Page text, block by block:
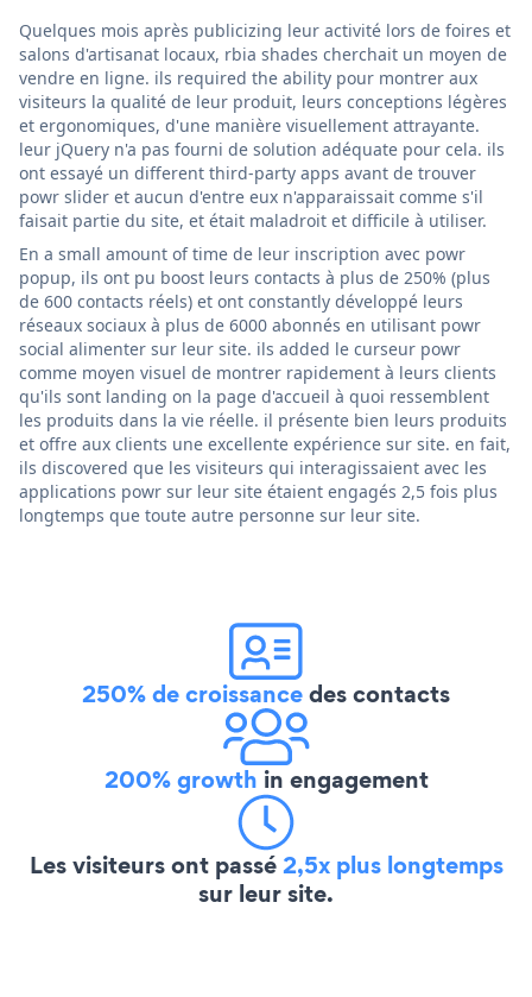
Quelques mois après publicizing leur activité lors de foires et
salons d'artisanat locaux, rbia shades cherchait un moyen de
vendre en ligne. ils required the ability pour montrer aux
visiteurs la qualité de leur produit, leurs conceptions légères
et ergonomiques, d'une manière visuellement attrayante.
leur jQuery n'a pas fourni de solution adéquate pour cela. ils
ont essayé un different third-party apps avant de trouver
powr slider et aucun d'entre eux n'apparaissait comme s'il
faisait partie du site, et était maladroit et difficile à utiliser.
En a small amount of time de leur inscription avec powr
popup, ils ont pu boost leurs contacts à plus de 250% (plus
de 600 contacts réels) et ont constantly développé leurs
réseaux sociaux à plus de 6000 abonnés en utilisant powr
social alimenter sur leur site. ils added le curseur powr
comme moyen visuel de montrer rapidement à leurs clients
qu'ils sont landing on la page d'accueil à quoi ressemblent
les produits dans la vie réelle. il présente bien leurs produits
et offre aux clients une excellente expérience sur site. en fait,
ils discovered que les visiteurs qui interagissaient avec les
applications powr sur leur site étaient engagés 2,5 fois plus
longtemps que toute autre personne sur leur site.
250% de croissancedes contacts
200% growth in engagement
Les visiteurs ont passé2,5x plus longtemps
sur leur site.